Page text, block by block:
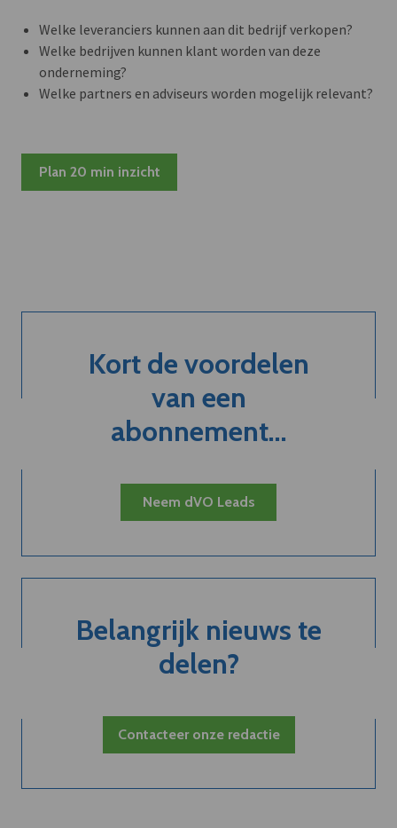
Welke leveranciers kunnen aan dit bedrijf verkopen?
Welke bedrijven kunnen klant worden van deze
onderneming?
Welke partners en adviseurs worden mogelijk relevant?
Plan 20 min inzicht
Kort de voordelen
van een
abonnement...
Neem dVO Leads
Belangrijk nieuws te
delen?
Contacteer onze redactie